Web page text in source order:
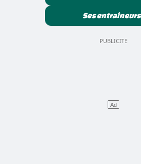
Ses entraîneurs